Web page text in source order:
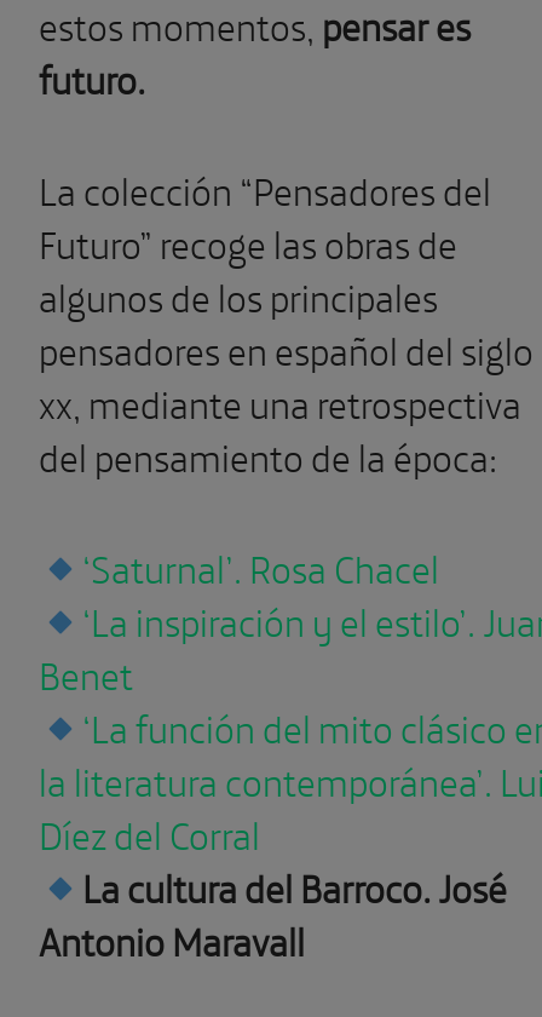
estos momentos, pensar es
futuro.
La colección “Pensadores del
Futuro” recoge las obras de
algunos de los principales
pensadores en español del siglo
xx, mediante una retrospectiva
del pensamiento de la época:
‘Saturnal’. Rosa Chacel
‘La inspiración y el estilo’.
Benet
‘La función del mito clásico
la literatura contemporánea’.
Díez del Corral
La cultura del Barroco. José
Antonio Maravall